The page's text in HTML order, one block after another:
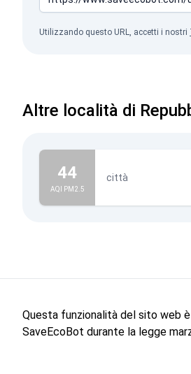
Utilizzando questo URL, accetti i nostri
Altre località di
44
AQI PM2.5
città
Questa funzionalità del sito web
SaveEcoBot durante la legge